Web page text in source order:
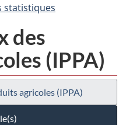
statistiques
des
(IPPA)
agricoles (IPPA)